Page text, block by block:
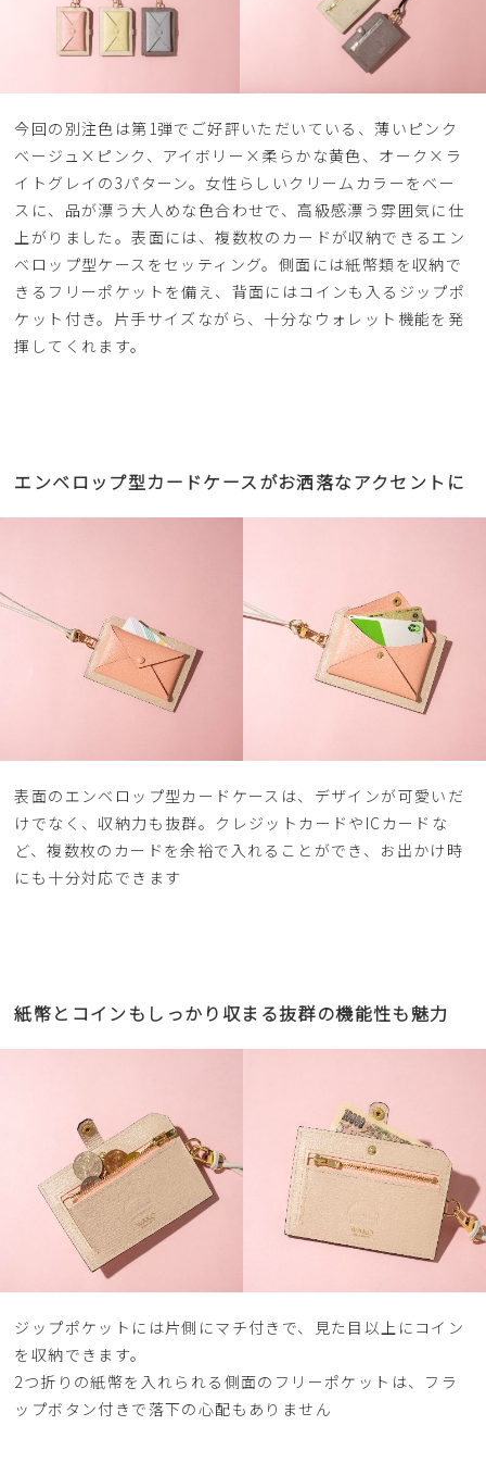
今回の別注色は第1弾でご好評いただいている、薄いピンク
ベージュ×ピンク、アイボリー×柔らかな黄色、オーク×ラ
イトグレイの3パターン。女性らしいクリームカラーをベー
スに、品が漂う大人めな色合わせで、高級感漂う雰囲気に仕
上がりました。表面には、複数枚のカードが収納できるエン
ベロップ型ケースをセッティング。側面には紙幣類を収納で
きるフリーポケットを備え、背面にはコインも入るジップポ
ケット付き。片手サイズながら、十分なウォレット機能を発
揮してくれます。
エンベロップ型カードケースがお洒落なアクセントに
表面のエンベロップ型カードケースは、デザインが可愛いだ
けでなく、収納力も抜群。クレジットカードやICカードな
ど、複数枚のカードを余裕で入れることができ、お出かけ時
にも十分対応できます
紙幣とコインもしっかり収まる抜群の機能性も魅力
ジップポケットには片側にマチ付きで、見た目以上にコイン
を収納できます。
2つ折りの紙幣を入れられる側面のフリーポケットは、フラ
ップボタン付きで落下の心配もありません